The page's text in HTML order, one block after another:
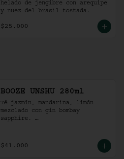
helado de jengibre con arequipe
y nuez del brasil tostada.
$25.000
BOOZE UNSHU 280ml
Té jazmín, mandarina, limón
mezclado con gin bombay
sapphire.
con hielo al gusto.
$41.000